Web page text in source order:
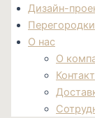
Дизайн-
Перегородки
О нас
О